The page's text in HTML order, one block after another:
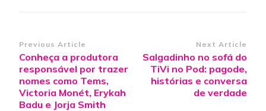
Post
Navigation
Previous Article
Conheça a produtora
responsável por trazer
nomes como Tems,
Victoria Monét, Erykah
Badu e Jorja Smith
Next Article
Salgadinho no sofá do
TiVi no Pod: pagode,
histórias e conversa
de verdade